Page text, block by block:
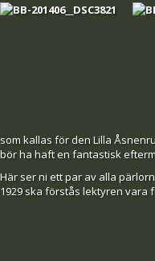
som kallas för den Lilla
bör ha haft en fantastisk
Här ser ni ett par av alla
1929 ska förstås lektyren vara